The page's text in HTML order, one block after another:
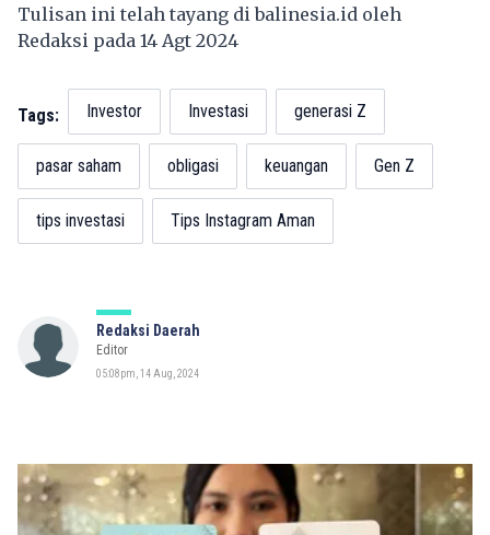
Tulisan ini telah tayang dibalinesia.id oleh
Redaksi pada 14 Agt 2024
Tags: Investor Investasi generasi Z
pasar saham obligasi keuangan Gen Z
tips investasi Tips Instagram Aman
Redaksi Daerah
Editor
05:08pm, 14 Aug, 2024